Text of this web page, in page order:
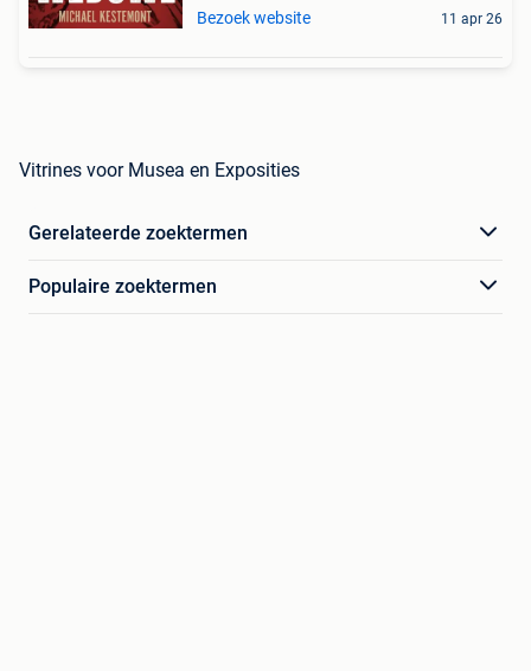
Bezoek website 11 apr 26
Vitrines voor Musea en Exposities
Gerelateerde zoektermen
Populaire zoektermen